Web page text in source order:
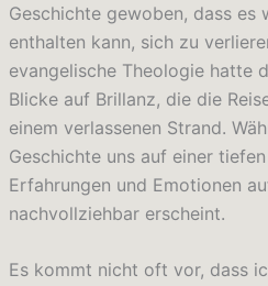
Geschichte gewoben, dass es
enthalten kann, sich zu
evangelische Theologie hatte
Blicke auf Brillanz, die die
einem verlassenen Strand.
Geschichte uns auf einer
Erfahrungen und Emotionen
nachvollziehbar erscheint.
Es kommt nicht oft vor, dass